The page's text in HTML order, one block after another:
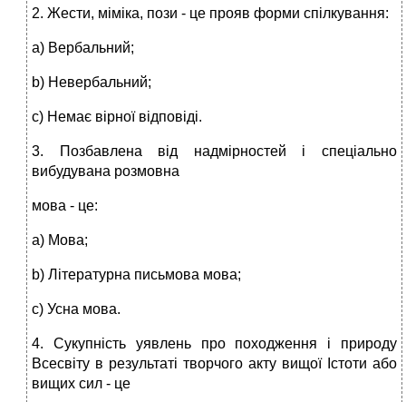
2. Жести, міміка, пози - це прояв форми спілкування:
a) Вербальний;
b) Невербальний;
c) Немає вірної відповіді.
3. Позбавлена від надмірностей і спеціально
вибудувана розмовна
мова - це:
a) Мова;
b) Літературна письмова мова;
c) Усна мова.
4. Сукупність уявлень про походження і природу
Всесвіту в результаті творчого акту вищої Істоти або
вищих сил - це